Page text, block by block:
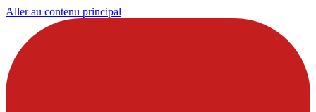
Aller au contenu principal